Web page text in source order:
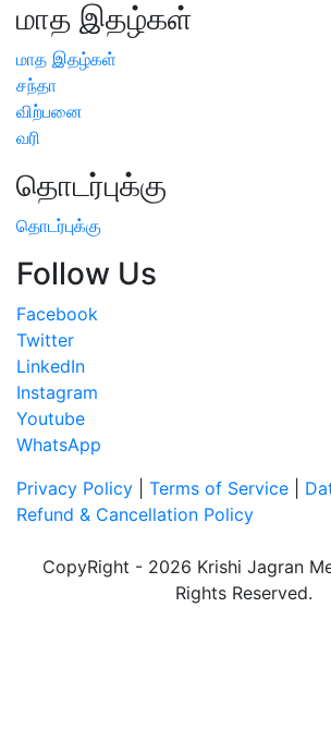
மாத இதழ்கள்
மாத இதழ்கள்
சந்தா
விற்பனை
வரி
தொடர்புக்கு
தொடர்புக்கு
Follow Us
Facebook
Twitter
LinkedIn
Instagram
Youtube
WhatsApp
Privacy Policy
Terms of Service
Refund & Cancellation Policy
CopyRight - 2026 Krishi Jagran
Rights Reserved.